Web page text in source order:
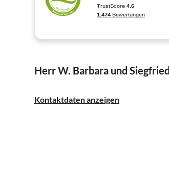
Herr W. Barbara und Siegfried
Kontaktdaten anzeigen